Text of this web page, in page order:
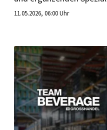
Foodservice zentrale
Betriebsalltag.
11.05.2026, 06:00 Uhr